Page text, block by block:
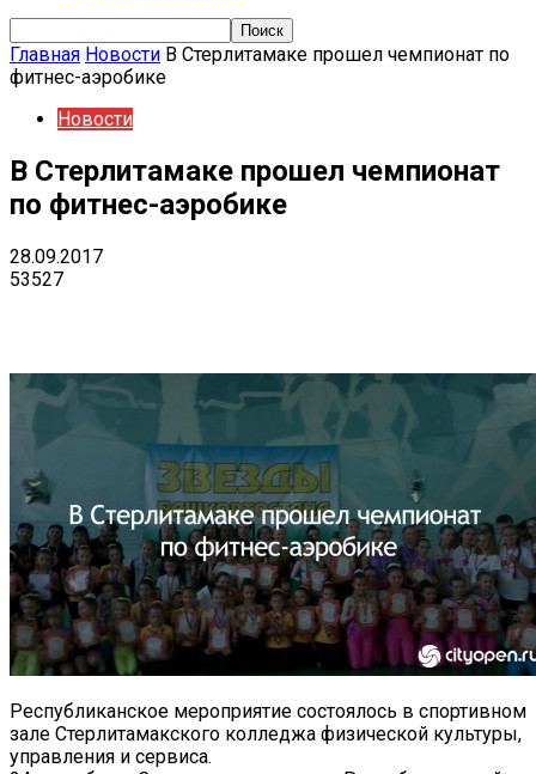
Главная Новости В Стерлитамаке прошел чемпионат по
фитнес-аэробике
Новости
В Стерлитамаке прошел чемпионат
по фитнес-аэробике
28.09.2017
53527
Республиканское мероприятие состоялось в спортивном
зале Стерлитамакского колледжа физической культуры,
управления и сервиса.